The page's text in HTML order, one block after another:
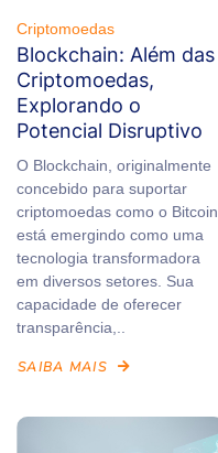
Criptomoedas
Blockchain: Além das
Criptomoedas,
Explorando o
Potencial Disruptivo
O Blockchain, originalmente
concebido para suportar
criptomoedas como o Bitcoin,
está emergindo como uma
tecnologia transformadora
em diversos setores. Sua
capacidade de oferecer
transparência,..
SAIBA MAIS